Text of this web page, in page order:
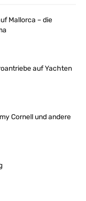
Mallorca – die
auf Yachten
Cornell und andere